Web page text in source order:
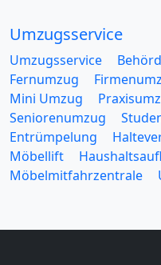
Umzugsservice
Umzugsservice
Fernumzug
Mini Umzug
Seniorenumzug
Entrümpelung
Möbellift
Möbelmitfahrzentrale